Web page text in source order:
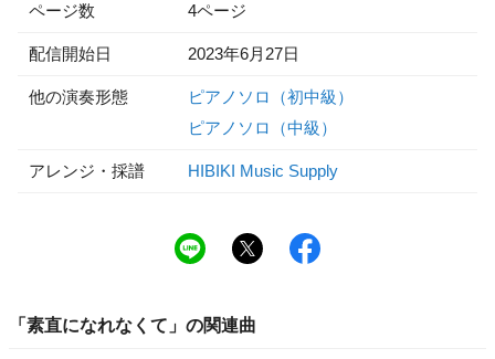
ページ数 4ページ
配信開始日 2023年6月27日
他の演奏形態
ピアノソロ（初中級）
ピアノソロ（中級）
アレンジ・採譜 HIBIKI Music Supply
「 素直になれなくて 」の関連曲